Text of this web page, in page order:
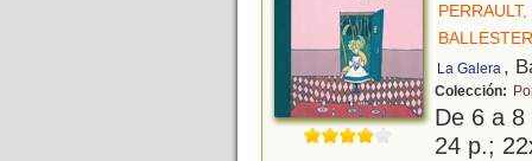
La Galera ,
Colección:
De 6 a
24 p.;